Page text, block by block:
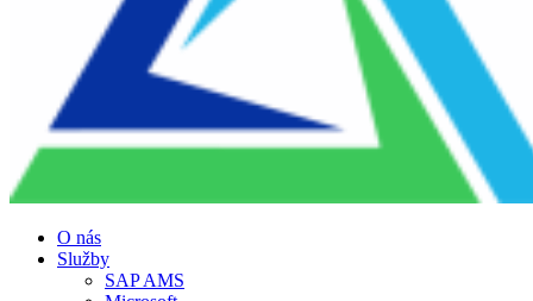
O nás
Služby
SAP AMS